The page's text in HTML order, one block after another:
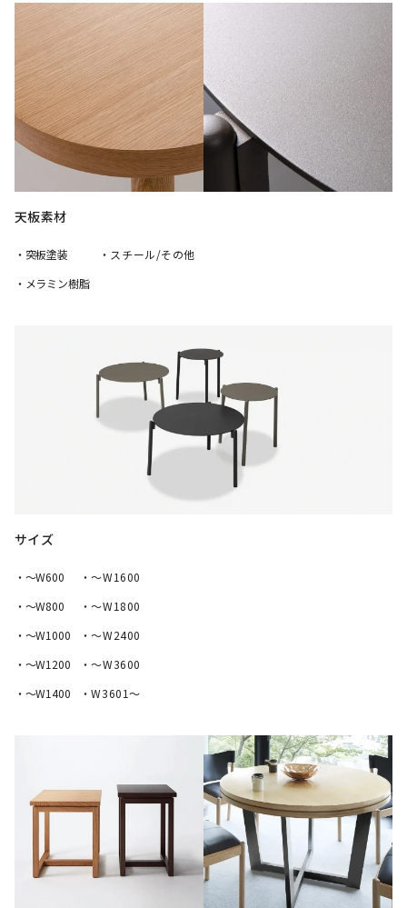
天板素材
・突板塗装
・メラミン樹脂
・スチール/その他
サイズ
・〜W600
・〜W800
・〜W1000
・〜W1200
・〜W1400
・〜W1600
・〜W1800
・〜W2400
・〜W3600
・W3601～